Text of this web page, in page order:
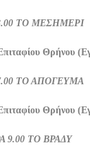
ΤΟ ΜΕΣΗΜΕΡΙ
Θρήνου
ΤΟ ΑΠΟΓΕΥΜΑ
Θρήνου
9.00 ΤΟ ΒΡΑΔΥ